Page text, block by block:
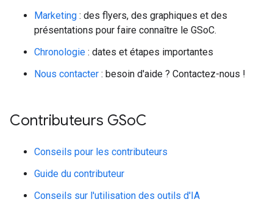
Marketing : des flyers, des graphiques et des
présentations pour faire connaître le GSoC.
Chronologie : dates et étapes importantes
Nous contacter : besoin d'aide ? Contactez-nous !
Contributeurs GSoC
Conseils pour les contributeurs
Guide du contributeur
Conseils sur l'utilisation des outils d'IA